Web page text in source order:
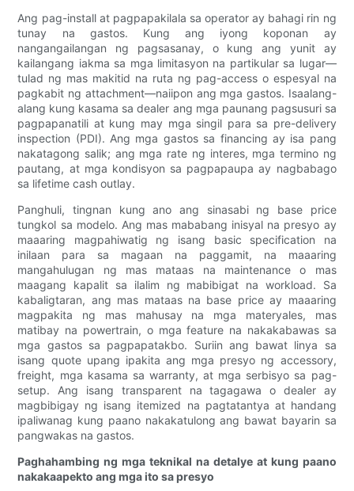
Ang pag-install at pagpapakilala sa operator ay bahagi rin ng
tunay na gastos. Kung ang iyong koponan ay
nangangailangan ng pagsasanay, o kung ang yunit ay
kailangang iakma sa mga limitasyon na partikular sa lugar—
tulad ng mas makitid na ruta ng pag-access o espesyal na
pagkabit ng attachment—naiipon ang mga gastos. Isaalang-
alang kung kasama sa dealer ang mga paunang pagsusuri sa
pagpapanatili at kung may mga singil para sa pre-delivery
inspection (PDI). Ang mga gastos sa financing ay isa pang
nakatagong salik; ang mga rate ng interes, mga termino ng
pautang, at mga kondisyon sa pagpapaupa ay nagbabago
sa lifetime cash outlay.
Panghuli, tingnan kung ano ang sinasabi ng base price
tungkol sa modelo. Ang mas mababang inisyal na presyo ay
maaaring magpahiwatig ng isang basic specification na
inilaan para sa magaan na paggamit, na maaaring
mangahulugan ng mas mataas na maintenance o mas
maagang kapalit sa ilalim ng mabibigat na workload. Sa
kabaligtaran, ang mas mataas na base price ay maaaring
magpakita ng mas mahusay na mga materyales, mas
matibay na powertrain, o mga feature na nakakabawas sa
mga gastos sa pagpapatakbo. Suriin ang bawat linya sa
isang quote upang ipakita ang mga presyo ng accessory,
freight, mga kasama sa warranty, at mga serbisyo sa pag-
setup. Ang isang transparent na tagagawa o dealer ay
magbibigay ng isang itemized na pagtatantya at handang
ipaliwanag kung paano nakakatulong ang bawat bayarin sa
pangwakas na gastos.
Paghahambing ng mga teknikal na detalye at kung paano
nakakaapekto ang mga ito sa presyo